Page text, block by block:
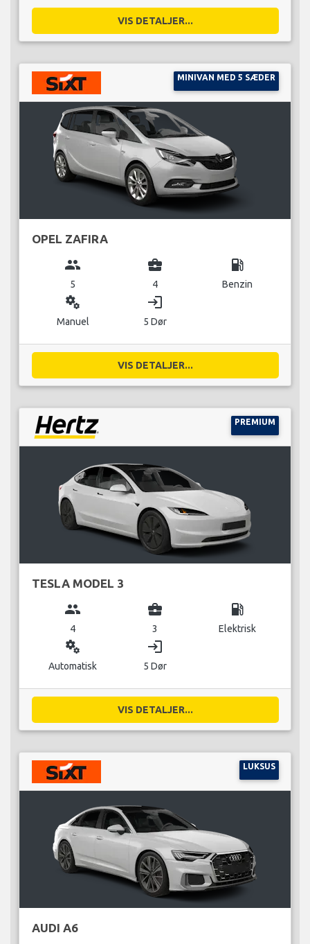
VIS DETALJER...
MINIVAN MED 5 SÆDER
OPEL ZAFIRA
group
5
business_center
4
local_gas_station
Benzin
miscellaneous_services
Manuel
login
5 Dør
VIS DETALJER...
PREMIUM
TESLA MODEL 3
group
4
business_center
3
local_gas_station
Elektrisk
miscellaneous_services
Automatisk
login
5 Dør
VIS DETALJER...
LUKSUS
AUDI A6